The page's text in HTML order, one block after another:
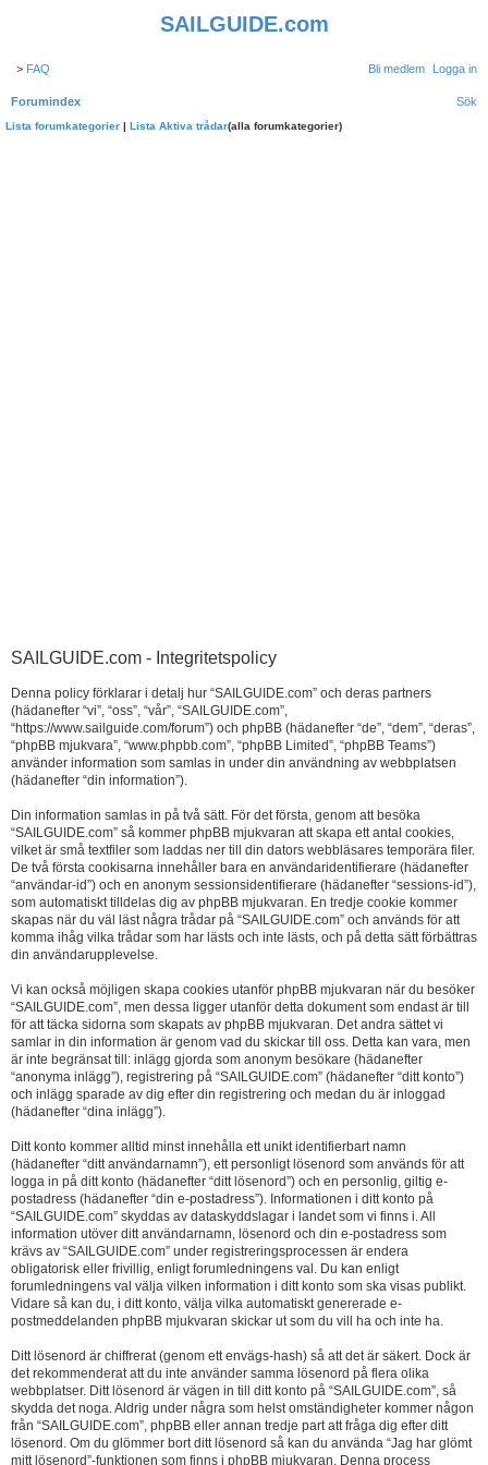
SAILGUIDE.com
> FAQ Logga in
Bli medlem
Forumindex Sök
Lista forumkategorier | Lista Aktiva trådar(alla forumkategorier)
SAILGUIDE.com - Integritetspolicy
Denna policy förklarar i detalj hur “SAILGUIDE.com” och deras partners
(hädanefter “vi”, “oss”, “vår”, “SAILGUIDE.com”,
“https://www.sailguide.com/forum”) och phpBB (hädanefter “de”, “dem”, “deras”,
“phpBB mjukvara”, “www.phpbb.com”, “phpBB Limited”, “phpBB Teams”)
använder information som samlas in under din användning av webbplatsen
(hädanefter “din information”).
Din information samlas in på två sätt. För det första, genom att besöka
“SAILGUIDE.com” så kommer phpBB mjukvaran att skapa ett antal cookies,
vilket är små textfiler som laddas ner till din dators webbläsares temporära filer.
De två första cookisarna innehåller bara en användaridentifierare (hädanefter
“användar-id”) och en anonym sessionsidentifierare (hädanefter “sessions-id”),
som automatiskt tilldelas dig av phpBB mjukvaran. En tredje cookie kommer
skapas när du väl läst några trådar på “SAILGUIDE.com” och används för att
komma ihåg vilka trådar som har lästs och inte lästs, och på detta sätt förbättras
din användarupplevelse.
Vi kan också möjligen skapa cookies utanför phpBB mjukvaran när du besöker
“SAILGUIDE.com”, men dessa ligger utanför detta dokument som endast är till
för att täcka sidorna som skapats av phpBB mjukvaran. Det andra sättet vi
samlar in din information är genom vad du skickar till oss. Detta kan vara, men
är inte begränsat till: inlägg gjorda som anonym besökare (hädanefter
“anonyma inlägg”), registrering på “SAILGUIDE.com” (hädanefter “ditt konto”)
och inlägg sparade av dig efter din registrering och medan du är inloggad
(hädanefter “dina inlägg”).
Ditt konto kommer alltid minst innehålla ett unikt identifierbart namn
(hädanefter “ditt användarnamn”), ett personligt lösenord som används för att
logga in på ditt konto (hädanefter “ditt lösenord”) och en personlig, giltig e-
postadress (hädanefter “din e-postadress”). Informationen i ditt konto på
“SAILGUIDE.com” skyddas av dataskyddslagar i landet som vi finns i. All
information utöver ditt användarnamn, lösenord och din e-postadress som
krävs av “SAILGUIDE.com” under registreringsprocessen är endera
obligatorisk eller frivillig, enligt forumledningens val. Du kan enligt
forumledningens val välja vilken information i ditt konto som ska visas publikt.
Vidare så kan du, i ditt konto, välja vilka automatiskt genererade e-
postmeddelanden phpBB mjukvaran skickar ut som du vill ha och inte ha.
Ditt lösenord är chiffrerat (genom ett envägs-hash) så att det är säkert. Dock är
det rekommenderat att du inte använder samma lösenord på flera olika
webbplatser. Ditt lösenord är vägen in till ditt konto på “SAILGUIDE.com”, så
skydda det noga. Aldrig under några som helst omständigheter kommer någon
från “SAILGUIDE.com”, phpBB eller annan tredje part att fråga dig efter ditt
lösenord. Om du glömmer bort ditt lösenord så kan du använda “Jag har glömt
mitt lösenord”-funktionen som finns i phpBB mjukvaran. Denna process